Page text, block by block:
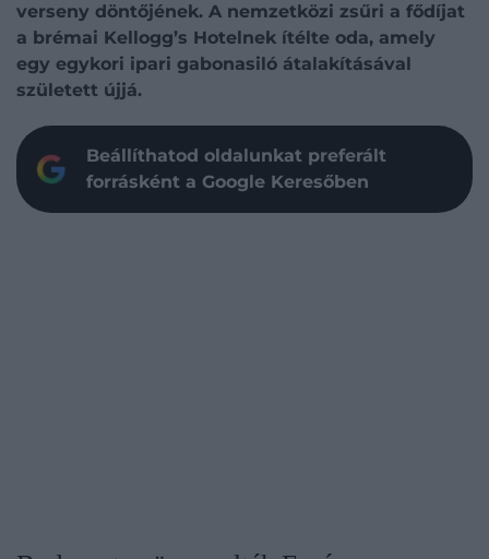
verseny döntőjének. A nemzetközi zsűri a fődíjat
a brémai Kellogg’s Hotelnek ítélte oda, amely
egy egykori ipari gabonasiló átalakításával
született újjá.
Beállíthatod oldalunkat preferált
forrásként a Google Keresőben